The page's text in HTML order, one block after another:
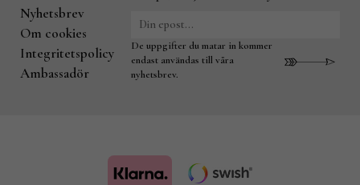
Nyhetsbrev
Om cookies
Integritetspolicy
Ambassadör
De uppgifter du matar in kommer
endast användas till våra
nyhetsbrev.